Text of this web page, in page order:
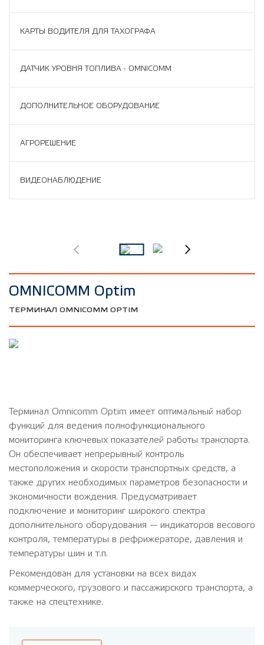
КАРТЫ ВОДИТЕЛЯ ДЛЯ ТАХОГРАФА
ДАТЧИК УРОВНЯ ТОПЛИВА - OMNICOMM
ДОПОЛНИТЕЛЬНОЕ ОБОРУДОВАНИЕ
АГРОРЕШЕНИЕ
ВИДЕОНАБЛЮДЕНИЕ
OMNICOMM Optim
ТЕРМИНАЛ OMNICOMM OPTIM
Терминал Omnicomm Optim имеет оптимальный набор
функций для ведения полнофункционального
мониторинга ключевых показателей работы транспорта.
Он обеспечивает непрерывный контроль
местоположения и скорости транспортных средств, а
также других необходимых параметров безопасности и
экономичности вождения. Предусматривает
подключение и мониторинг широкого спектра
дополнительного оборудования — индикаторов весового
контроля, температуры в рефрижераторе, давления и
температуры шин и т.п.
Рекомендован для установки на всех видах
коммерческого, грузового и пассажирского транспорта, а
также на спецтехнике.